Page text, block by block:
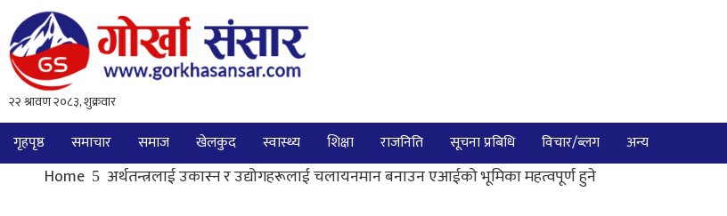
गृहपृष्ठ समाचार समाज खेलकुद स्वास्थ्य शिक्षा राजनिति सूचना प्रबिधि विचार/ब्लग अन्य
Home अर्थतन्त्रलाई उकास्न र उद्योगहरूलाई चलायनमान बनाउन एआईको भूमिका महत्वपूर्ण हुने